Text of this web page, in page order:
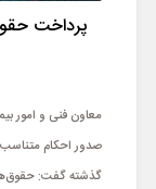
پرداخت
معاون فنی و امور
صدور احکام
گذشته گفت: